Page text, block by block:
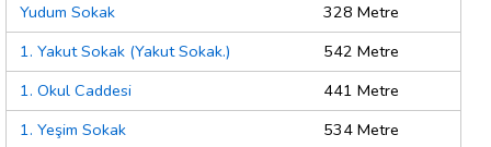
Yudum Sokak
328 Metre
1. Yakut Sokak (Yakut Sokak.)
542 Metre
1. Okul Caddesi
441 Metre
1. Yeşim Sokak
534 Metre